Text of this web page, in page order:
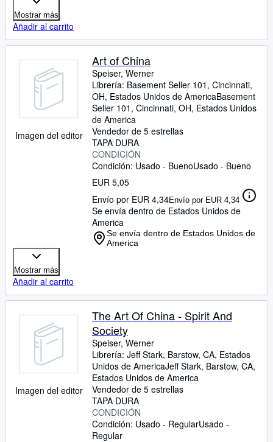
Mostrar más
Añadir al carrito
Imagen del editor
Art of China
Speiser, Werner
Librería: Basement Seller 101, Cincinnati,
OH, Estados Unidos de AmericaBasement
Seller 101 , Cincinnati, OH, Estados Unidos
de America
Vendedor de 5 estrellas
TAPA DURA
CONDICIÓN
Condición: Usado - BuenoUsado - Bueno
EUR 5,05
Envío por EUR 4,34Envío por EUR 4,34
Se envía dentro de Estados Unidos de
America
Se envía dentro de Estados Unidos de
America
Mostrar más
Añadir al carrito
Imagen del editor
The Art Of China - Spirit And
Society
Speiser, Werner
Librería: Jeff Stark, Barstow, CA, Estados
Unidos de AmericaJeff Stark, Barstow, CA,
Estados Unidos de America
Vendedor de 5 estrellas
TAPA DURA
CONDICIÓN
Condición: Usado - RegularUsado -
Regular